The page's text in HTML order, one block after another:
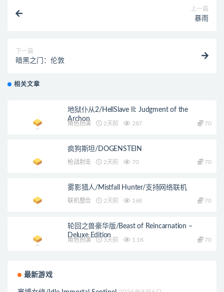
上一篇
暴雨
下一篇
暗黑之门：伦敦
相关文章
地狱仆从2/HellSlave II: Judgment of the
Archon
角色扮演 2天前 287 70
疯狗斯坦/DOGENSTEIN
枪战射击 2天前 70 70
雾影猎人/Mistfall Hunter/支持网络联机
联机整合 2天前 168 70
轮回之兽豪华版/Beast of Reincarnation –
Deluxe Edition
角色扮演 3天前 1.1K 70
最新游戏